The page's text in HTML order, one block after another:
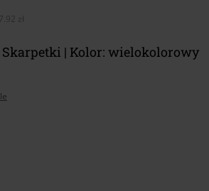
zł
Skarpetki | Kolor: wielokolorowy